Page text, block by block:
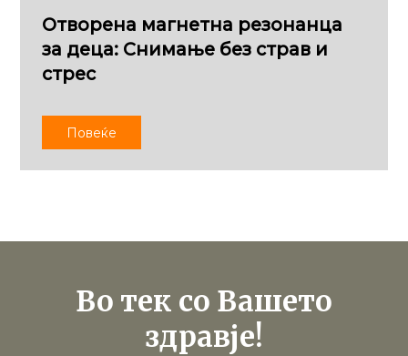
Отворена магнетна резонанца
за деца: Снимање без страв и
стрес
Повеќе
Во тек со Вашето
здравје!